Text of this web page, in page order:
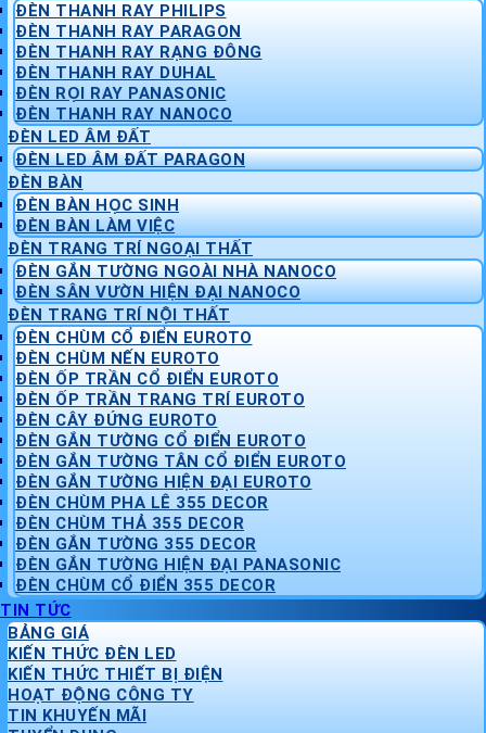
ĐÈN THANH RAY PHILIPS
ĐÈN THANH RAY PARAGON
ĐÈN THANH RAY RẠNG ĐÔNG
ĐÈN THANH RAY DUHAL
ĐÈN RỌI RAY PANASONIC
ĐÈN THANH RAY NANOCO
ĐÈN LED ÂM ĐẤT
ĐÈN LED ÂM ĐẤT PARAGON
ĐÈN BÀN
ĐÈN BÀN HỌC SINH
ĐÈN BÀN LÀM VIỆC
ĐÈN TRANG TRÍ NGOẠI THẤT
ĐÈN GẮN TƯỜNG NGOÀI NHÀ NANOCO
ĐÈN SÂN VƯỜN HIỆN ĐẠI NANOCO
ĐÈN TRANG TRÍ NỘI THẤT
ĐÈN CHÙM CỔ ĐIỂN EUROTO
ĐÈN CHÙM NẾN EUROTO
ĐÈN ỐP TRẦN CỔ ĐIỂN EUROTO
ĐÈN ỐP TRẦN TRANG TRÍ EUROTO
ĐÈN CÂY ĐỨNG EUROTO
ĐÈN GẮN TƯỜNG CỔ ĐIỂN EUROTO
ĐÈN GẮN TƯỜNG TÂN CỔ ĐIỂN EUROTO
ĐÈN GẮN TƯỜNG HIỆN ĐẠI EUROTO
ĐÈN CHÙM PHA LÊ 355 DECOR
ĐÈN CHÙM THẢ 355 DECOR
ĐÈN GẮN TƯỜNG 355 DECOR
ĐÈN GẮN TƯỜNG HIỆN ĐẠI PANASONIC
ĐÈN CHÙM CỔ ĐIỂN 355 DECOR
TIN TỨC
BẢNG GIÁ
KIẾN THỨC ĐÈN LED
KIẾN THỨC THIẾT BỊ ĐIỆN
HOẠT ĐỘNG CÔNG TY
TIN KHUYẾN MÃI